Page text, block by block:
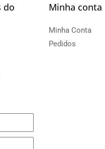
do
Minha conta
Minha Conta
Pedidos